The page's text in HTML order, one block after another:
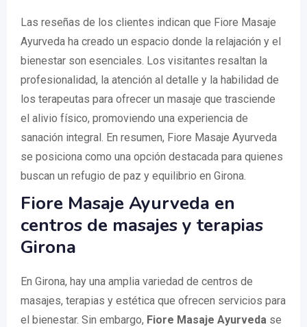
Las reseñas de los clientes indican que Fiore Masaje
Ayurveda ha creado un espacio donde la relajación y el
bienestar son esenciales. Los visitantes resaltan la
profesionalidad, la atención al detalle y la habilidad de
los terapeutas para ofrecer un masaje que trasciende
el alivio físico, promoviendo una experiencia de
sanación integral. En resumen, Fiore Masaje Ayurveda
se posiciona como una opción destacada para quienes
buscan un refugio de paz y equilibrio en Girona.
Fiore Masaje Ayurveda en
centros de masajes y terapias
Girona
En Girona, hay una amplia variedad de centros de
masajes, terapias y estética que ofrecen servicios para
el bienestar. Sin embargo, Fiore Masaje Ayurveda se